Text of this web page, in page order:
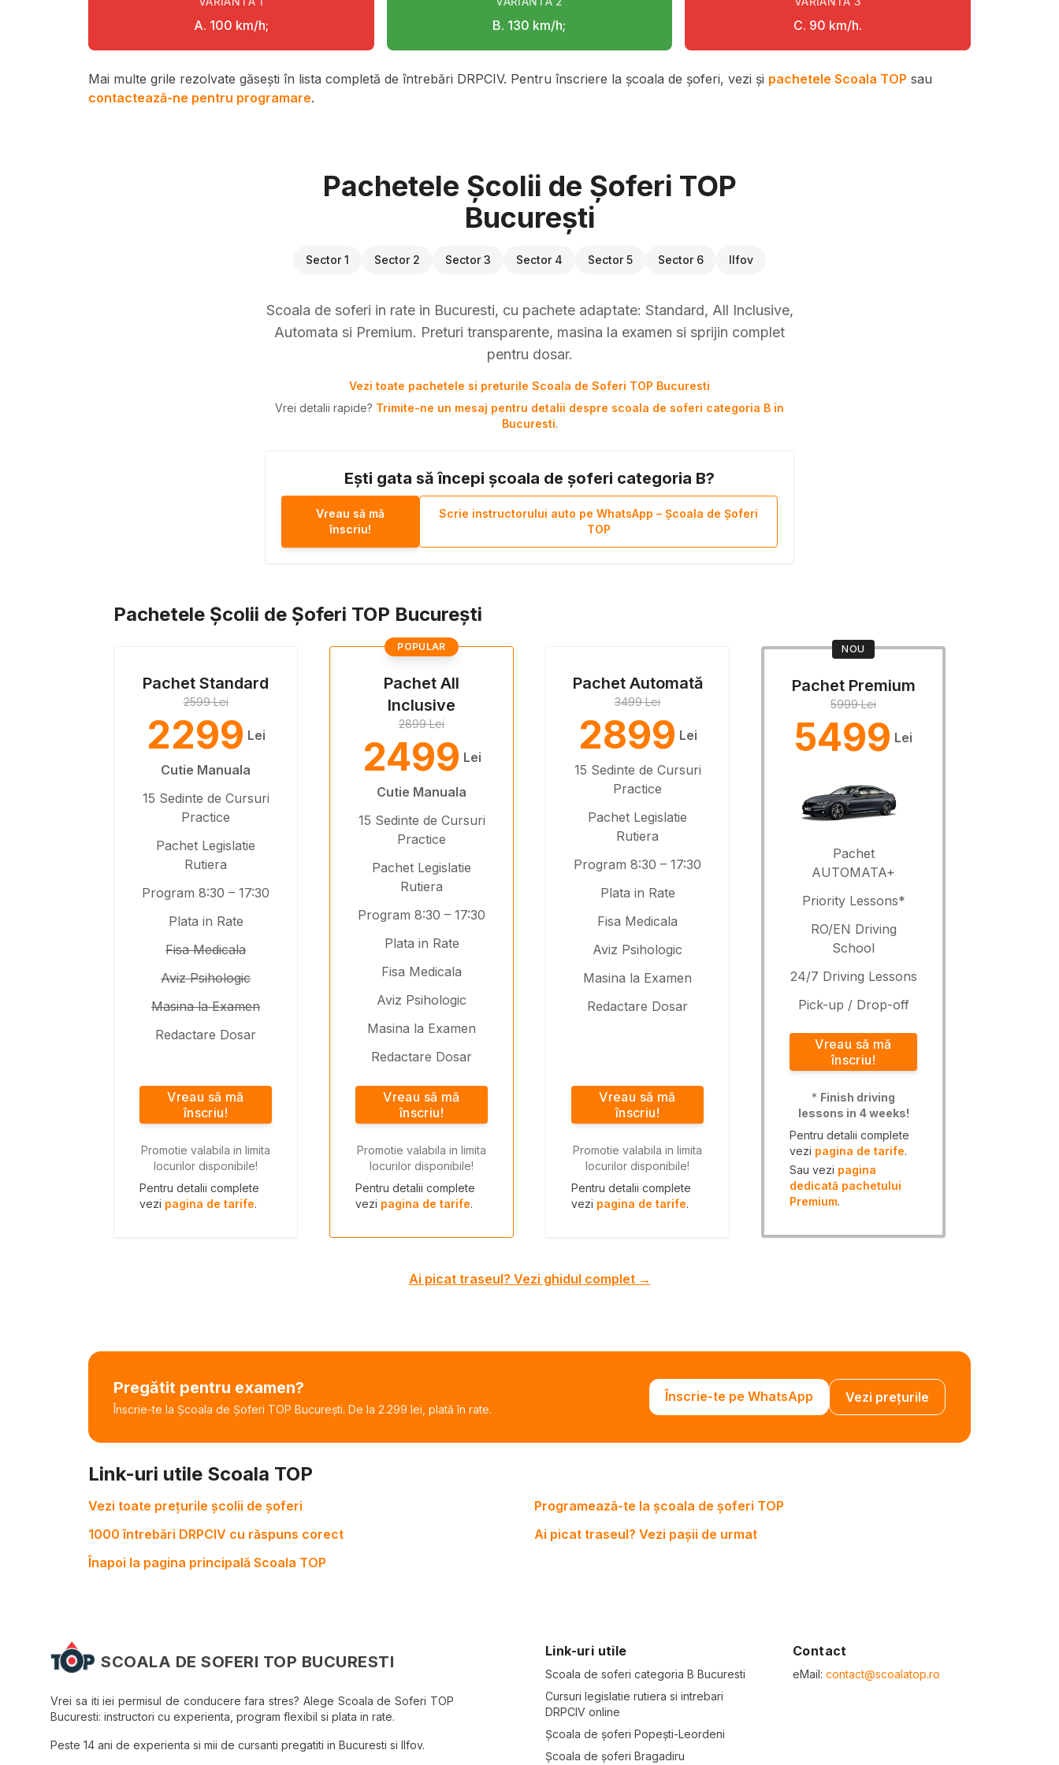
A. 100 km/h; B. 130 km/h; C. 90 km/h.
Mai multe grile rezolvate găsești în lista completă de întrebări DRPCIV. Pentru înscriere la școala de șoferi, vezi și pachetele Scoala TOP sau
contactează-ne pentru programare.
Pachetele Școlii de Șoferi TOP
București
Sector 1 Sector 2 Sector 3 Sector 4 Sector 5 Sector 6 Ilfov
Scoala de soferi in rate in Bucuresti, cu pachete adaptate: Standard, All Inclusive,
Automata si Premium. Preturi transparente, masina la examen si sprijin complet
pentru dosar.
Vezi toate pachetele si preturile Scoala de Soferi TOP Bucuresti
Vrei detalii rapide? Trimite-ne un mesaj pentru detalii despre scoala de soferi categoria B in
Bucuresti.
Ești gata să începi școala de șoferi categoria B?
Vreau să mă
înscriu!
Scrie instructorului auto pe WhatsApp – Școala de Șoferi
TOP
Pachetele Școlii de Șoferi TOP București
Pachet Standard
2599 Lei
2299 Lei
Cutie Manuala
15 Sedinte de Cursuri
Practice
Pachet Legislatie
Rutiera
Program 8:30 – 17:30
Plata in Rate
Fisa Medicala
Aviz Psihologic
Masina la Examen
Redactare Dosar
Vreau să mă
înscriu!
Promotie valabila in limita
locurilor disponibile!
Pentru detalii complete
vezi pagina de tarife.
POPULAR
Pachet All
Inclusive
2899 Lei
2499 Lei
Cutie Manuala
15 Sedinte de Cursuri
Practice
Pachet Legislatie
Rutiera
Program 8:30 – 17:30
Plata in Rate
Fisa Medicala
Aviz Psihologic
Masina la Examen
Redactare Dosar
Vreau să mă
înscriu!
Promotie valabila in limita
locurilor disponibile!
Pentru detalii complete
vezi pagina de tarife.
Pachet Automată
3499 Lei
2899 Lei
15 Sedinte de Cursuri
Practice
Pachet Legislatie
Rutiera
Program 8:30 – 17:30
Plata in Rate
Fisa Medicala
Aviz Psihologic
Masina la Examen
Redactare Dosar
Vreau să mă
înscriu!
Promotie valabila in limita
locurilor disponibile!
Pentru detalii complete
vezi pagina de tarife.
NOU
Pachet Premium
5999 Lei
5499 Lei
Pachet
AUTOMATA+
Priority Lessons*
RO/EN Driving
School
24/7 Driving Lessons
Pick-up / Drop-off
Vreau să mă
înscriu!
* Finish driving
lessons in 4 weeks!
Pentru detalii complete
vezi pagina de tarife.
Sau vezi pagina
dedicată pachetului
Premium.
Ai picat traseul? Vezi ghidul complet →
Pregătit pentru examen?
Înscrie-te la Școala de Șoferi TOP București. De la 2.299 lei, plată în rate.
Înscrie-te pe WhatsApp Vezi prețurile
Link-uri utile Scoala TOP
Vezi toate prețurile școlii de șoferi
Programează-te la școala de șoferi TOP
1000 întrebări DRPCIV cu răspuns corect
Ai picat traseul? Vezi pașii de urmat
Înapoi la pagina principală Scoala TOP
SCOALA DE SOFERI TOP BUCURESTI
Vrei sa iti iei permisul de conducere fara stres? Alege Scoala de Soferi TOP
Bucuresti: instructori cu experienta, program flexibil si plata in rate.
Peste 14 ani de experienta si mii de cursanti pregatiti in Bucuresti si Ilfov.
Link-uri utile
Scoala de soferi categoria B Bucuresti
Cursuri legislatie rutiera si intrebari
DRPCIV online
Școala de șoferi Popești-Leordeni
Școala de șoferi Bragadiru
Contact
eMail: contact@scoalatop.ro